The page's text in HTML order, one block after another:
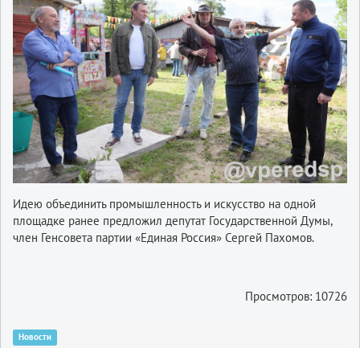
Идею объединить промышленность и искусство на одной
площадке ранее предложил депутат Государственной Думы,
член Генсовета партии «Единая Россия» Сергей Пахомов.
Просмотров: 10726
Новости